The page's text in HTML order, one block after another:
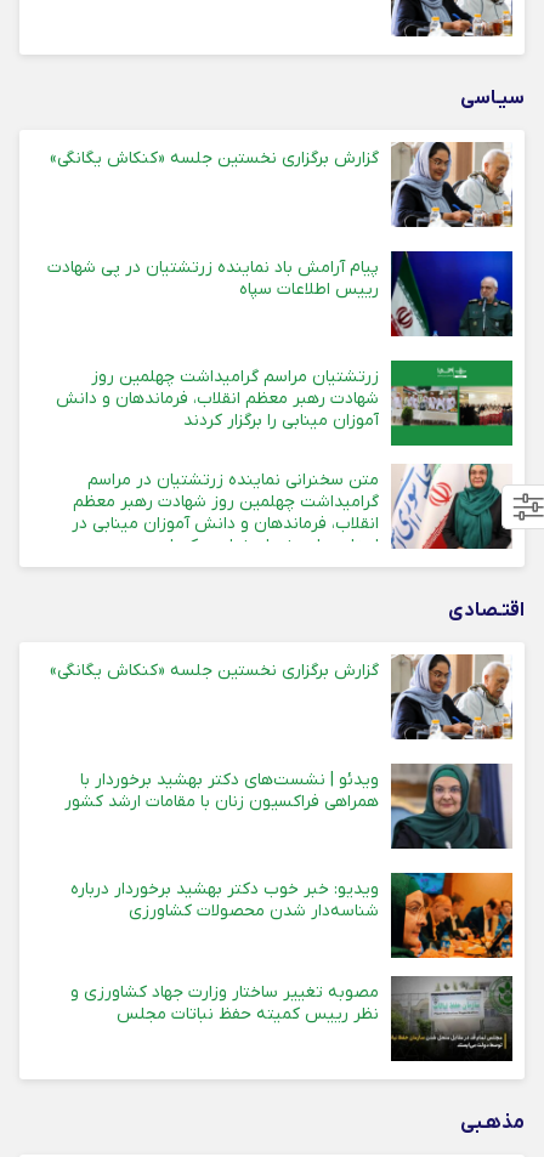
سیـاسی
گزارش برگزاری نخستین جلسه «کنکاش یگانگی»
پیام آرامش باد نماینده زرتشتیان در پی شهادت
رییس اطلاعات سپاه
زرتشتیان مراسم گرامیداشت چهلمین روز
شهادت رهبر معظم انقلاب، فرماندهان و دانش
آموزان مینابی را برگزار کردند
متن سخنرانی نماینده زرتشتیان در مراسم
گرامیداشت چهلمین روز شهادت رهبر معظم
انقلاب، فرماندهان و دانش آموزان مینابی در
استان های یزد، اصفهان و کرمان
اقتـصادی
گزارش برگزاری نخستین جلسه «کنکاش یگانگی»
ویدئو | نشست‌های دکتر بهشید برخوردار با
همراهی فراکسیون زنان با مقامات ارشد کشور
ویدیو: خبر خوب دکتر بهشید برخوردار درباره
شناسه‌دار شدن محصولات کشاورزی
مصوبه تغییر ساختار وزارت جهاد کشاورزی و
نظر رییس کمیته حفظ نباتات مجلس
مذهـبی